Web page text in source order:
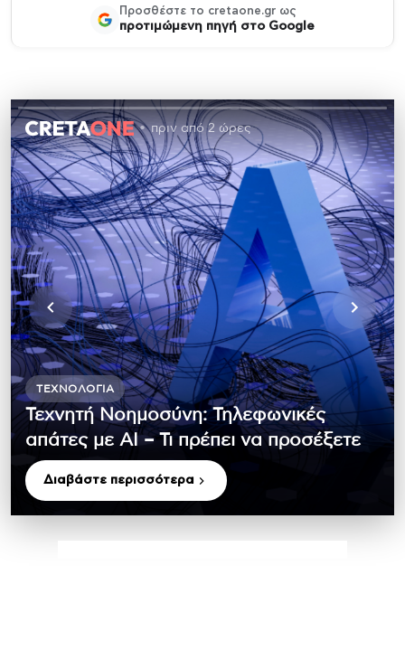
Προσθέστε το cretaone.gr ως
προτιμώμενη πηγή στο Google
πριν από 2 ώρες
ΤΕΧΝΟΛΟΓΊΑ
Τεχνητή Νοημοσύνη: Τηλεφωνικές
απάτες με ΑΙ – Τι πρέπει να προσέξετε
Διαβάστε περισσότερα